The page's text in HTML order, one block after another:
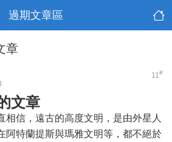
過期文章區
章
11#
文章
相信，遠古的高度文明，是由外星人
阿特蘭提斯與瑪雅文明等，都不絕於